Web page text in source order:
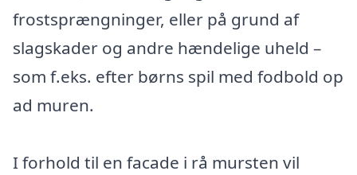
frostsprængninger, eller på grund af
slagskader og andre hændelige uheld –
som f.eks. efter børns spil med fodbold op
ad muren.
I forhold til en facade i rå mursten vil